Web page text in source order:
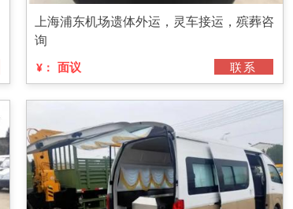
上海浦东机场遗体外运，灵车接运，殡葬咨
询
¥： 面议 联系